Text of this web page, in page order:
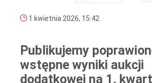
1 kwietnia 2026, 15:42
Publikujemy
wstępne wyniki aukcji
dodatkowej na 1.